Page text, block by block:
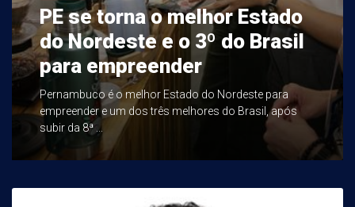
PE se torna o melhor Estado
do Nordeste e o 3º do Brasil
para empreender
Pernambuco é o melhor Estado do Nordeste para
empreender e um dos três melhores do Brasil, após
subir da 8ª ...